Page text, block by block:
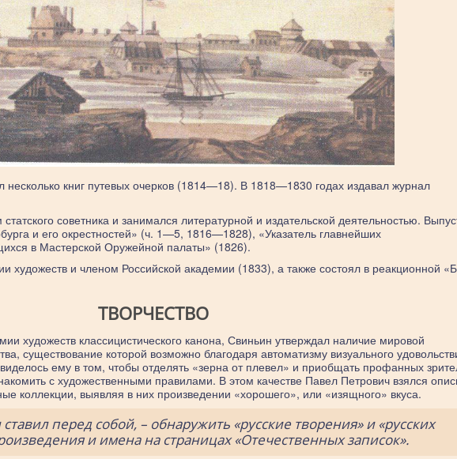
несколько книг путевых очерков (1814—18). В 1818—1830 годах издавал журнал
советника и занимался литературной и издательской деятельностью.
и его окрестностей» (ч. 1—5, 1816—1828), «Указатель главнейших
в Мастерской Оружейной палаты» (1826).
художеств и членом Российской академии (1833), а также состоял в реакционной
ТВОРЧЕСТВО
художеств классицистического канона, Свиньин утверждал наличие мировой
существование которой возможно благодаря автоматизму визуального
ему в том, чтобы отделять «зерна от плевел» и приобщать профанных
с художественными правилами. В этом качестве Павел Петрович взялся
коллекции, выявляя в них произведении «хорошего», или «изящного» вкуса.
перед собой, – обнаружить «русские творения» и «русских
и имена на страницах «Отечественных записок».